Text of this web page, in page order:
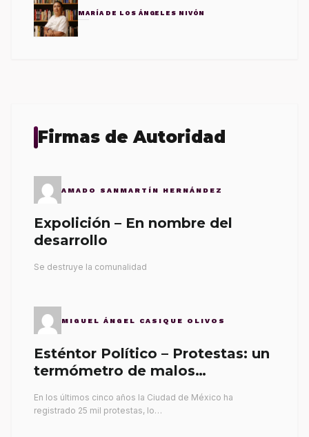
MARÍA DE LOS ÁNGELES NIVÓN
Firmas de Autoridad
AMADO SANMARTÍN HERNÁNDEZ
Expolición – En nombre del
desarrollo
Se destruye la comunalidad
MIGUEL ÁNGEL CASIQUE OLIVOS
Esténtor Político – Protestas: un
termómetro de malos
En los últimos cinco años la Ciudad de México ha
registrado 25 mil protestas, lo…